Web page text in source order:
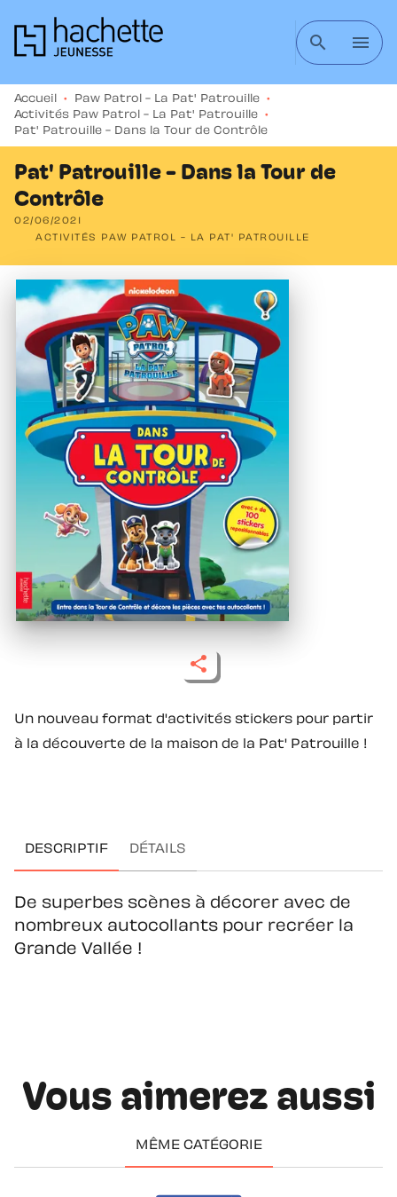
MENU RECHERCHE CONTENU
search menu
Accueil • Paw Patrol - La Pat' Patrouille
•
Activités Paw Patrol - La Pat' Patrouille
•
Pat' Patrouille - Dans la Tour de Contrôle
Pat' Patrouille - Dans la Tour de
Contrôle
02/06/2021
ACTIVITÉS PAW PATROL - LA PAT' PATROUILLE
Un nouveau format d'activités stickers pour partir
à la découverte de la maison de la Pat' Patrouille !
DESCRIPTIF DÉTAILS
De superbes scènes à décorer avec de
nombreux autocollants pour recréer la
Grande Vallée !
Vous aimerez aussi
MÊME CATÉGORIE